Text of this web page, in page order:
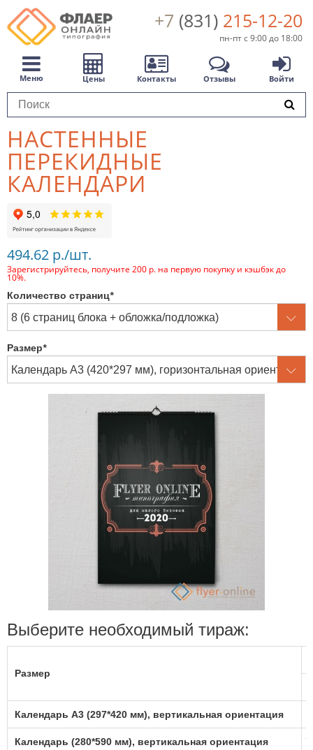
+7 (831) 215-12-20
пн-пт с 9:00 до 18:00
Меню Цены Контакты Отзывы Войти
НАСТЕННЫЕ
ПЕРЕКИДНЫЕ
КАЛЕНДАРИ
494.62 р./шт.
Зарегистрируйтесь, получите 200 р. на первую покупку и кэшбэк до
10%.
Количество страниц*
Размер*
Выберите необходимый тираж:
Размер
Календарь A3 (297*420 мм), вертикальная ориентация
Календарь (280*590 мм), вертикальная ориентация